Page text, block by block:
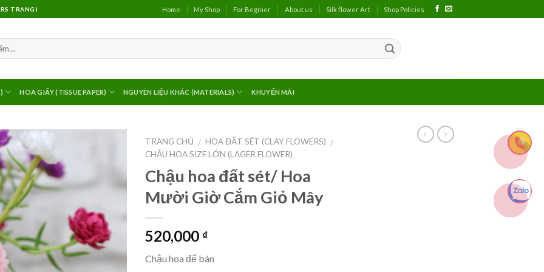
TRANG) Home My Shop For Beginer About us Silk flower Art Shop Policies
HOA GIẤY (TISSUE PAPER) NGUYÊN LIỆU KHÁC (MATERIALS) KHUYẾN MÃI
TRANG CHỦ / HOA ĐẤT SÉT (CLAY FLOWERS) /
CHẬU HOA SIZE LỚN (LAGER FLOWER)
Chậu hoa đất sét/ Hoa
Mười Giờ Cắm Giỏ Mây
520,000 ₫
Chậu hoa để bàn